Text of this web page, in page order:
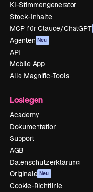
KI-Stimmengenerator
Stock-Inhalte
MCP für Claude/ChatGPT
Agenten Neu
API
Mobile App
Alle Magnific-Tools
Loslegen
Academy
Dokumentation
Support
AGB
Datenschutzerklärung
Originale Neu
Cookie-Richtlinie